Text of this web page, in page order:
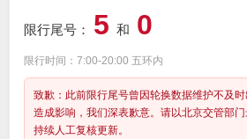
限行尾号： 5 和 0
限行时间：7:00-20:00 五环内
致歉：此前限行尾号曾因轮换数据维护不及
造成影响，我们深表歉意。请以北京交管部
持续人工复核更新。